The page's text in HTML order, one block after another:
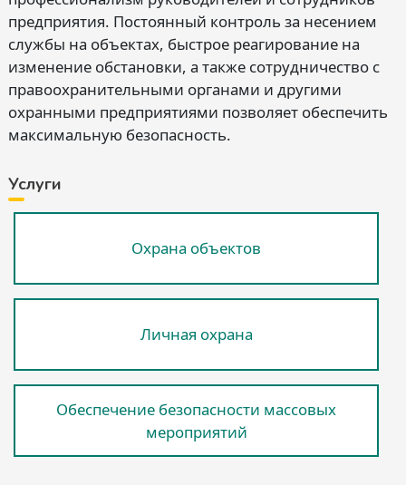
предприятия. Постоянный контроль за несением
службы на объектах, быстрое реагирование на
изменение обстановки, а также сотрудничество с
правоохранительными органами и другими
охранными предприятиями позволяет обеспечить
максимальную безопасность.
Услуги
Охрана объектов
Личная охрана
Обеспечение безопасности массовых
мероприятий